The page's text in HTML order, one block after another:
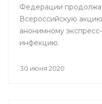
Федерации
Всероссийскую
анонимному
инфекцию.
30 июня 2020